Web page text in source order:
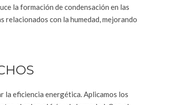
la formación de condensación en las
con la humedad, mejorando
la eficiencia energética. Aplicamos los